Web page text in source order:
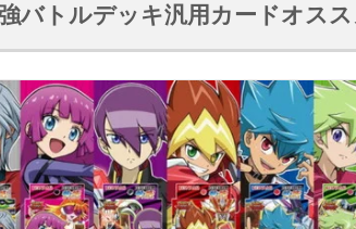
バトルデッキ汎用カードオス